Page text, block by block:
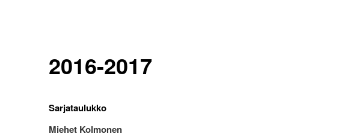
2016-2017
Sarjataulukko
Miehet Kolmonen